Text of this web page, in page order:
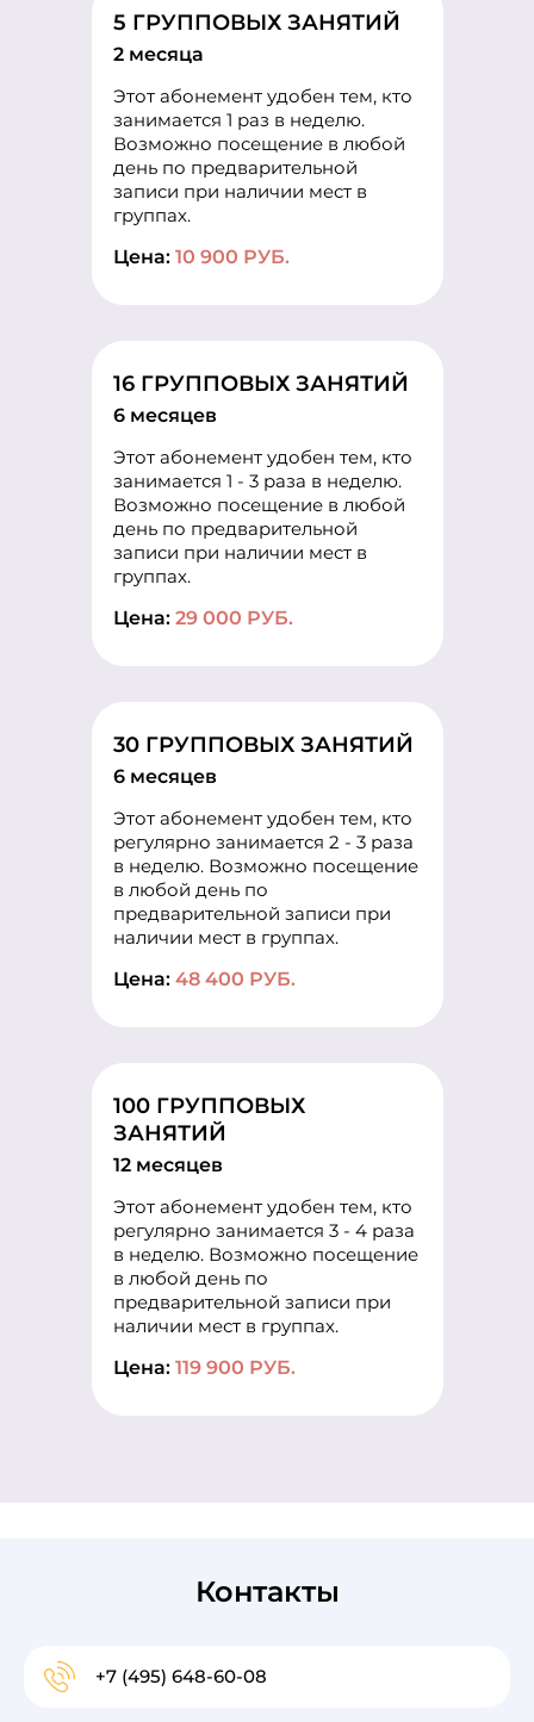
5 ГРУППОВЫХ ЗАНЯТИЙ
2 месяца
Этот абонемент удобен тем, кто
занимается 1 раз в неделю.
Возможно посещение в любой
день по предварительной
записи при наличии мест в
группах.
Цена: 10 900 РУБ.
16 ГРУППОВЫХ ЗАНЯТИЙ
6 месяцев
Этот абонемент удобен тем, кто
занимается 1 - 3 раза в неделю.
Возможно посещение в любой
день по предварительной
записи при наличии мест в
группах.
Цена: 29 000 РУБ.
30 ГРУППОВЫХ ЗАНЯТИЙ
6 месяцев
Этот абонемент удобен тем, кто
регулярно занимается 2 - 3 раза
в неделю. Возможно посещение
в любой день по
предварительной записи при
наличии мест в группах.
Цена: 48 400 РУБ.
100 ГРУППОВЫХ
ЗАНЯТИЙ
12 месяцев
Этот абонемент удобен тем, кто
регулярно занимается 3 - 4 раза
в неделю. Возможно посещение
в любой день по
предварительной записи при
наличии мест в группах.
Цена: 119 900 РУБ.
Контакты
+7 (495) 648-60-08